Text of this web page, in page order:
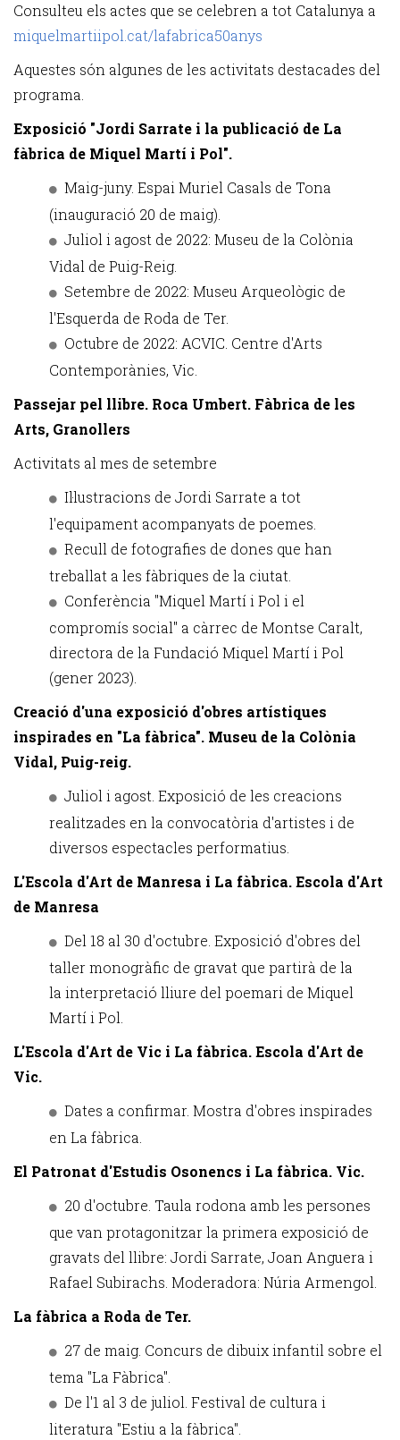
Consulteu els actes que se celebren a tot Catalunya a
miquelmartiipol.cat/lafabrica50anys
Aquestes són algunes de les activitats destacades del
programa.
Exposició "Jordi Sarrate i la publicació de La
fàbrica de Miquel Martí i Pol".
Maig-juny. Espai Muriel Casals de Tona
(inauguració 20 de maig).
Juliol i agost de 2022: Museu de la Colònia
Vidal de Puig-Reig.
Setembre de 2022: Museu Arqueològic de
l'Esquerda de Roda de Ter.
Octubre de 2022: ACVIC. Centre d'Arts
Contemporànies, Vic.
Passejar pel llibre. Roca Umbert. Fàbrica de les
Arts, Granollers
Activitats al mes de setembre
Il·lustracions de Jordi Sarrate a tot
l'equipament acompanyats de poemes.
Recull de fotografies de dones que han
treballat a les fàbriques de la ciutat.
Conferència "Miquel Martí i Pol i el
compromís social" a càrrec de Montse Caralt,
directora de la Fundació Miquel Martí i Pol
(gener 2023).
Creació d'una exposició d'obres artístiques
inspirades en "La fàbrica". Museu de la Colònia
Vidal, Puig-reig.
Juliol i agost. Exposició de les creacions
realitzades en la convocatòria d'artistes i de
diversos espectacles performatius.
L'Escola d'Art de Manresa i La fàbrica. Escola d'Art
de Manresa
Del 18 al 30 d'octubre. Exposició d'obres del
taller monogràfic de gravat que partirà de la
la interpretació lliure del poemari de Miquel
Martí i Pol.
L'Escola d'Art de Vic i La fàbrica. Escola d'Art de
Vic.
Dates a confirmar. Mostra d'obres inspirades
en La fàbrica.
El Patronat d'Estudis Osonencs i La fàbrica. Vic.
20 d'octubre. Taula rodona amb les persones
que van protagonitzar la primera exposició de
gravats del llibre: Jordi Sarrate, Joan Anguera i
Rafael Subirachs. Moderadora: Núria Armengol.
La fàbrica a Roda de Ter.
27 de maig. Concurs de dibuix infantil sobre el
tema "La Fàbrica".
De l'1 al 3 de juliol. Festival de cultura i
literatura "Estiu a la fàbrica".